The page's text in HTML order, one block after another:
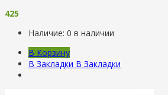
425
Наличие: 0 в наличии
В Корзину
В Закладки В Закладки